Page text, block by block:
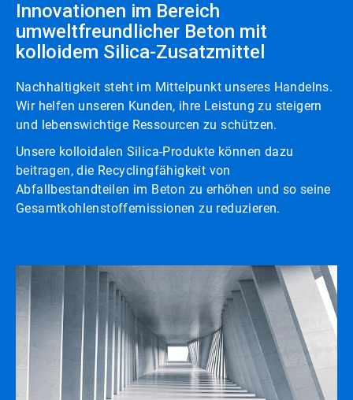
Innovationen im Bereich
umweltfreundlicher Beton mit
kolloidem Silica-Zusatzmittel
Nachhaltigkeit steht im Mittelpunkt unseres Handelns.
Wir helfen unseren Kunden, ihre Leistung zu steigern
und lebenswichtige Ressourcen zu schützen.
Unsere kolloidalen Silica-Produkte können dazu
beitragen, die Recyclingfähigkeit von
Abfallbestandteilen im Beton zu erhöhen und so seine
Gesamtkohlenstoffemissionen zu reduzieren.